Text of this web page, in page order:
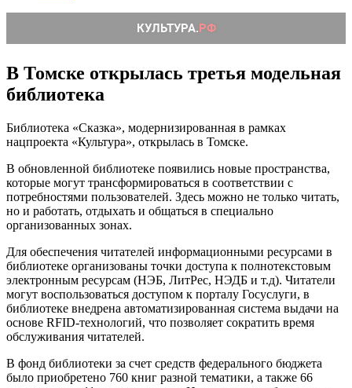
В Томске открылась третья модельная
библиотека
Библиотека «Сказка», модернизированная в рамках
нацпроекта «Культура», открылась в Томске.
В обновленной библиотеке появились новые пространства,
которые могут трансформироваться в соответствии с
потребностями пользователей. Здесь можно не только читать,
но и работать, отдыхать и общаться в специально
организованных зонах.
Для обеспечения читателей информационными ресурсами в
библиотеке организованы точки доступа к полнотекстовым
электронным ресурсам (НЭБ, ЛитРес, НЭДБ и т.д). Читатели
могут воспользоваться доступом к порталу Госуслуги, в
библиотеке внедрена автоматизированная система выдачи на
основе RFID-технологий, что позволяет сократить время
обслуживания читателей.
В фонд библиотеки за счет средств федерального бюджета
было приобретено 760 книг разной тематики, а также 66